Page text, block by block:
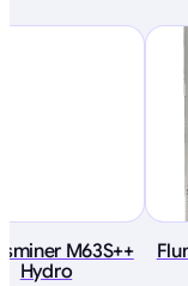
M63S++
Hydro